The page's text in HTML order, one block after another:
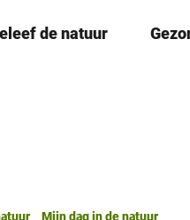
de natuur
Mijn dag in de natuur